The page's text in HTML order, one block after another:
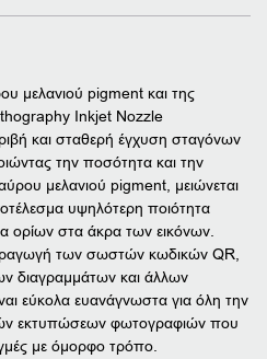
μελανιού pigment και της
Inkjet Nozzle
και σταθερή έγχυση σταγόνων
την ποσότητα και την
μελανιού pigment, μειώνεται
υψηλότερη ποιότητα
ορίων στα άκρα των εικόνων.
των σωστών κωδικών QR,
διαγραμμάτων και άλλων
εύκολα ευανάγνωστα για όλη την
εκτυπώσεων φωτογραφιών που
με όμορφο τρόπο.